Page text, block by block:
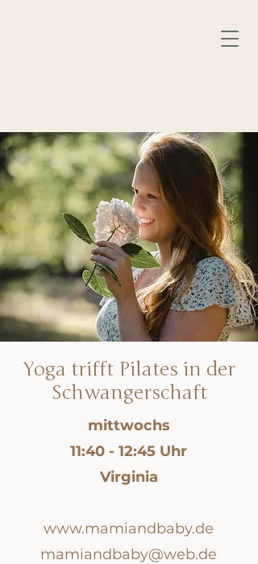
Yoga trifft Pilates in der
Schwangerschaft
mittwochs
11:40 - 12:45 Uhr
Virginia
www.mamiandbaby.de
mamiandbaby@web.de